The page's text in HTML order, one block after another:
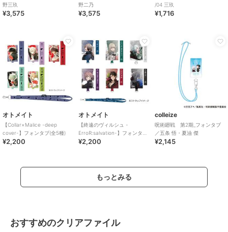
野三玖
¥3,575
野二乃
¥3,575
/04 三玖
¥1,716
オトメイト
【Collar×Malice -deep
cover-】フォンタブ(全5種)
¥2,200
オトメイト
【終遠のヴィルシュ -
ErroR:salvation-】フォンタブ
(全6種)
¥2,200
colleize
呪術廻戦 第2期_フォンタブ
／五条 悟・夏油 傑
¥2,145
もっとみる
おすすめのクリアファイル